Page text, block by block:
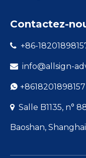
Contactez-
 +86-
 info@allsign-
 +8618201898157
 Salle B1135, n°
Baoshan, Shanghai